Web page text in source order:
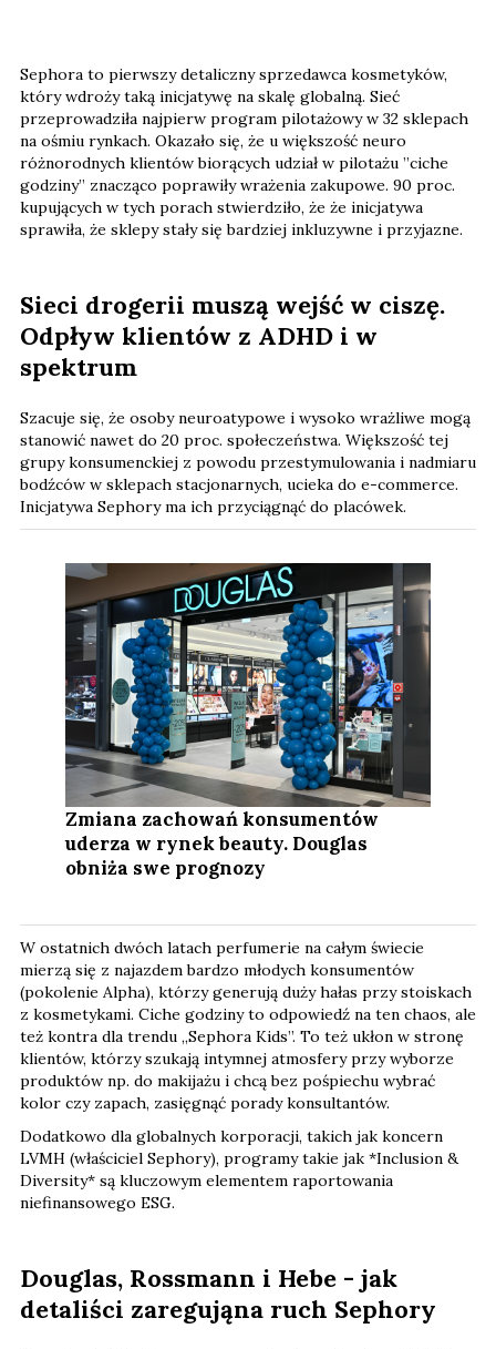
Sephora to pierwszy detaliczny sprzedawca kosmetyków,
który wdroży taką inicjatywę na skalę globalną. Sieć
przeprowadziła najpierw program pilotażowy w 32 sklepach
na ośmiu rynkach. Okazało się, że u większość neuro
różnorodnych klientów biorących udział w pilotażu ​​”ciche
godziny” znacząco poprawiły wrażenia zakupowe. 90 proc.
kupujących w tych porach stwierdziło, że ​​że inicjatywa
sprawiła, że ​​sklepy stały się bardziej inkluzywne i przyjazne.
Sieci drogerii muszą wejść w ciszę.
Odpływ klientów z ADHD i w
spektrum
Szacuje się, że osoby neuroatypowe i wysoko wrażliwe mogą
stanowić nawet do 20 proc. społeczeństwa. Większość tej
grupy konsumenckiej z powodu przestymulowania i nadmiaru
bodźców w sklepach stacjonarnych, ucieka do e-commerce.
Inicjatywa Sephory ma ich przyciągnąć do placówek.
Zmiana zachowań konsumentów
uderza w rynek beauty. Douglas
obniża swe prognozy
W ostatnich dwóch latach perfumerie na całym świecie
mierzą się z najazdem bardzo młodych konsumentów
(pokolenie Alpha), którzy generują duży hałas przy stoiskach
z kosmetykami. Ciche godziny to odpowiedź na ten chaos, ale
też kontra dla trendu „Sephora Kids”. To też ukłon w stronę
klientów, którzy szukają intymnej atmosfery przy wyborze
produktów np. do makijażu i chcą bez pośpiechu wybrać
kolor czy zapach, zasięgnąć porady konsultantów.
Dodatkowo dla globalnych korporacji, takich jak koncern
LVMH (właściciel Sephory), programy takie jak *Inclusion &
Diversity* są kluczowym elementem raportowania
niefinansowego ESG.
Douglas, Rossmann i Hebe - jak
detaliści zaregująna ruch Sephory